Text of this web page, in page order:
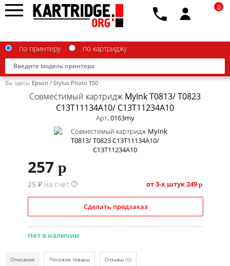
Epson
G&G
HP
IBM
Kodak
Konica Minolta
по принтеру по картриджу
0
Вы здесь: Epson / Stylus Photo T50
Совместимый картридж MyInk T0813/ T0823
C13T11134A10/ C13T11234A10
Арт. 0163my
257 p
25 ₽ на счет ? от 3-х штук249 p
Сделать предзаказ
Нет в наличии
Описание Похожие товары Отзывы (0)